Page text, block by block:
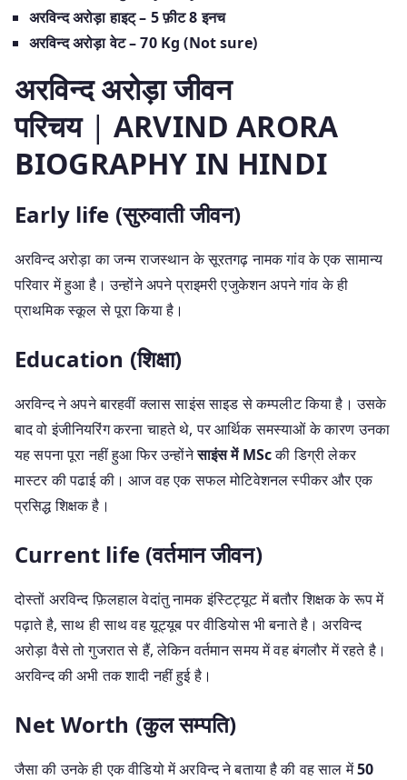
अरविन्द अरोड़ा हाइट् – 5 फ़ीट 8 इनच
अरविन्द अरोड़ा वेट – 70 Kg (Not sure)
अरविन्द अरोड़ा जीवन
परिचय|ARVIND ARORA
BIOGRAPHY IN HINDI
Early life (सुरुवाती जीवन)
अरविन्द अरोड़ा का जन्म राजस्थान के सूरतगढ़ नामक गांव के एक सामान्य
परिवार में हुआ है। उन्होंने अपने प्राइमरी एजुकेशन अपने गांव के ही
प्राथमिक स्कूल से पूरा किया है।
Education (शिक्षा)
अरविन्द ने अपने बारहवीं क्लास साइंस साइड से कम्पलीट किया है। उसके
बाद वो इंजीनियरिंग करना चाहते थे, पर आर्थिक समस्याओं के कारण उनका
यह सपना पूरा नहीं हुआ फिर उन्होंनेसाइंस में MScकी डिग्री लेकर
मास्टर की पढाई की। आज वह एक सफल मोटिवेशनल स्पीकर और एक
प्रसिद्ध शिक्षक है।
Current life (वर्तमान जीवन)
दोस्तों अरविन्द फ़िलहाल वेदांतु नामक इंस्टिट्यूट में बतौर शिक्षक के रूप में
पढ़ाते है, साथ ही साथ वह यूट्यूब पर वीडियोस भी बनाते है। अरविन्द
अरोड़ा वैसे तो गुजरात से हैं, लेकिन वर्तमान समय में वह बंगलौर में रहते है।
अरविन्द की अभी तक शादी नहीं हुई है।
Net Worth (कुल सम्पति)
जैसा की उनके ही एक वीडियो में अरविन्द ने बताया है की वह साल में50